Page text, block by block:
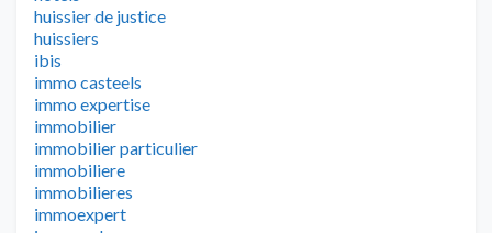
huissier de justice
huissiers
ibis
immo casteels
immo expertise
immobilier
immobilier particulier
immobiliere
immobilieres
immoexpert